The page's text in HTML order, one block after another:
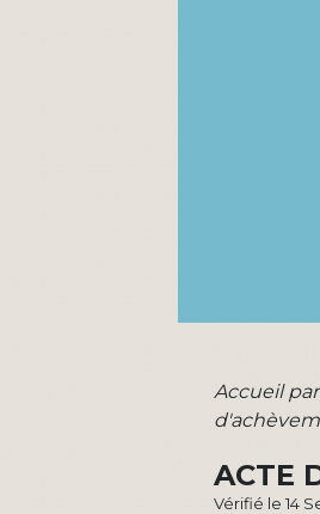
Accueil
ACTE
Vérifié le 14